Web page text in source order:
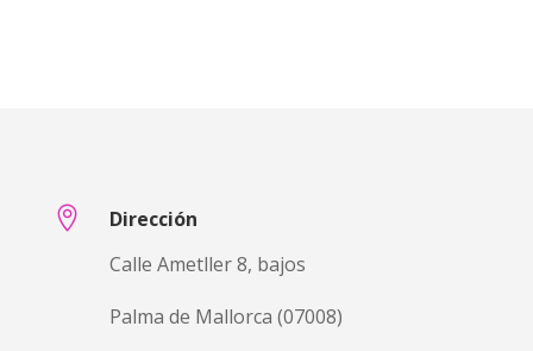

Dirección
Calle Ametller 8, bajos
Palma de Mallorca (07008)